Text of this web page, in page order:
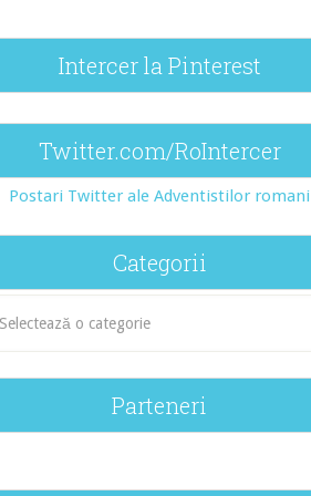
Intercer la Pinterest
Twitter.com/RoIntercer
Postari Twitter ale Adventistilor romani
Categorii
Parteneri